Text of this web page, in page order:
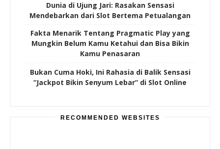
Dunia di Ujung Jari: Rasakan Sensasi
Mendebarkan dari Slot Bertema Petualangan
Fakta Menarik Tentang Pragmatic Play yang
Mungkin Belum Kamu Ketahui dan Bisa Bikin
Kamu Penasaran
Bukan Cuma Hoki, Ini Rahasia di Balik Sensasi
“Jackpot Bikin Senyum Lebar” di Slot Online
RECOMMENDED WEBSITES